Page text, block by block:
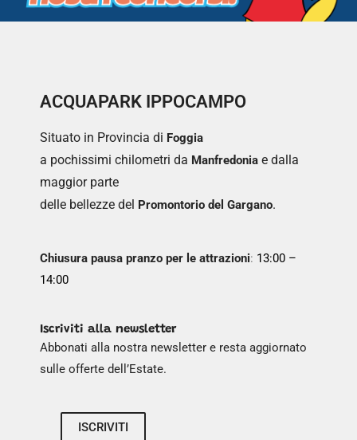
ACQUAPARK IPPOCAMPO
Situato in Provincia di Foggia
a pochissimi chilometri da Manfredonia e dalla
maggior parte
delle bellezze del Promontorio del Gargano.
Chiusura pausa pranzo per le attrazioni: 13:00 –
14:00
Iscriviti alla newsletter
Abbonati alla nostra newsletter e resta aggiornato
sulle offerte dell’Estate.
ISCRIVITI